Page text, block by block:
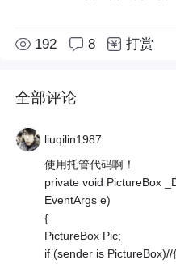
192 8 打赏
全部评论
liuqilin1987
使用托管代码啊！
private void PictureBox
EventArgs e)
{
PictureBox Pic;
if (sender is